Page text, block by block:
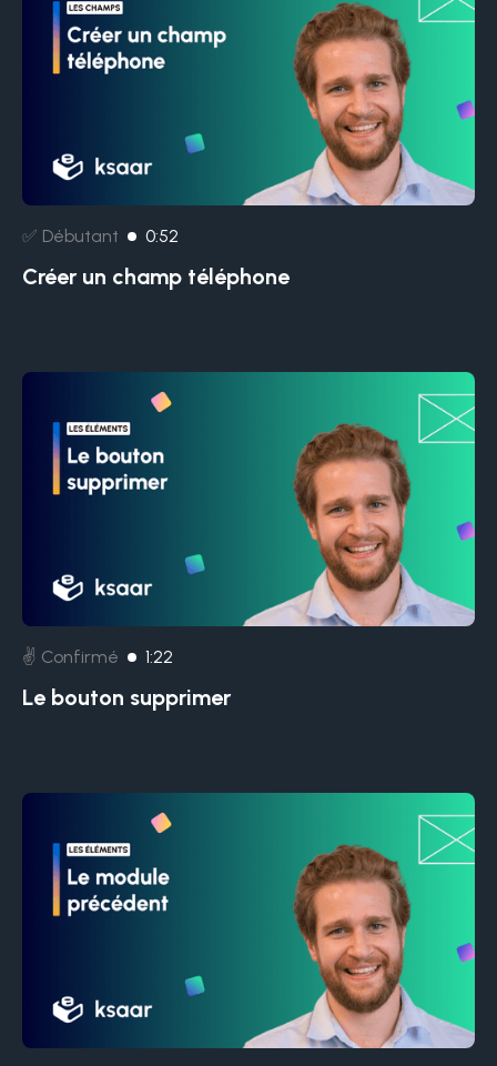
✅ Débutant 0:52
Créer un champ téléphone
✌️ Confirmé 1:22
Le bouton supprimer